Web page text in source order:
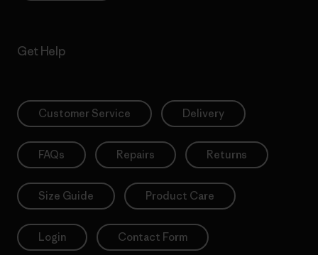
Get Help
Customer Service Delivery
FAQs Repairs Returns
Size Guide Product Care
Login Contact Form